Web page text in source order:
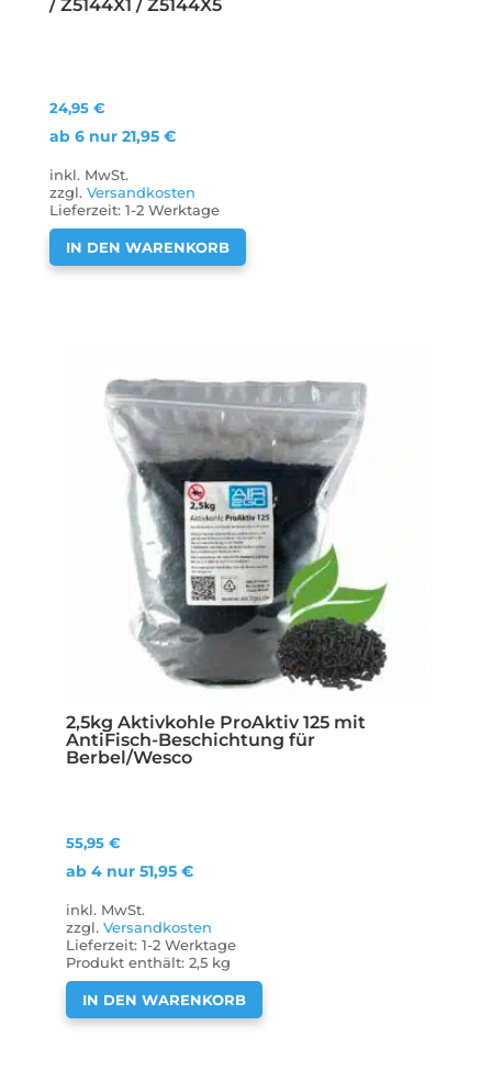
/ Z5144X1 / Z5144X5
24,95€
ab 6 nur21,95€
inkl. MwSt.
zzgl.Versandkosten
Lieferzeit:1-2 Werktage
IN DEN WARENKORB
2,5kg Aktivkohle ProAktiv 125 mit
AntiFisch-Beschichtung für
Berbel/Wesco
55,95 €
ab 4 nur 51,95 €
inkl. MwSt.
zzgl. Versandkosten
Lieferzeit: 1-2 Werktage
Produkt enthält: 2,5 kg
IN DEN WARENKORB